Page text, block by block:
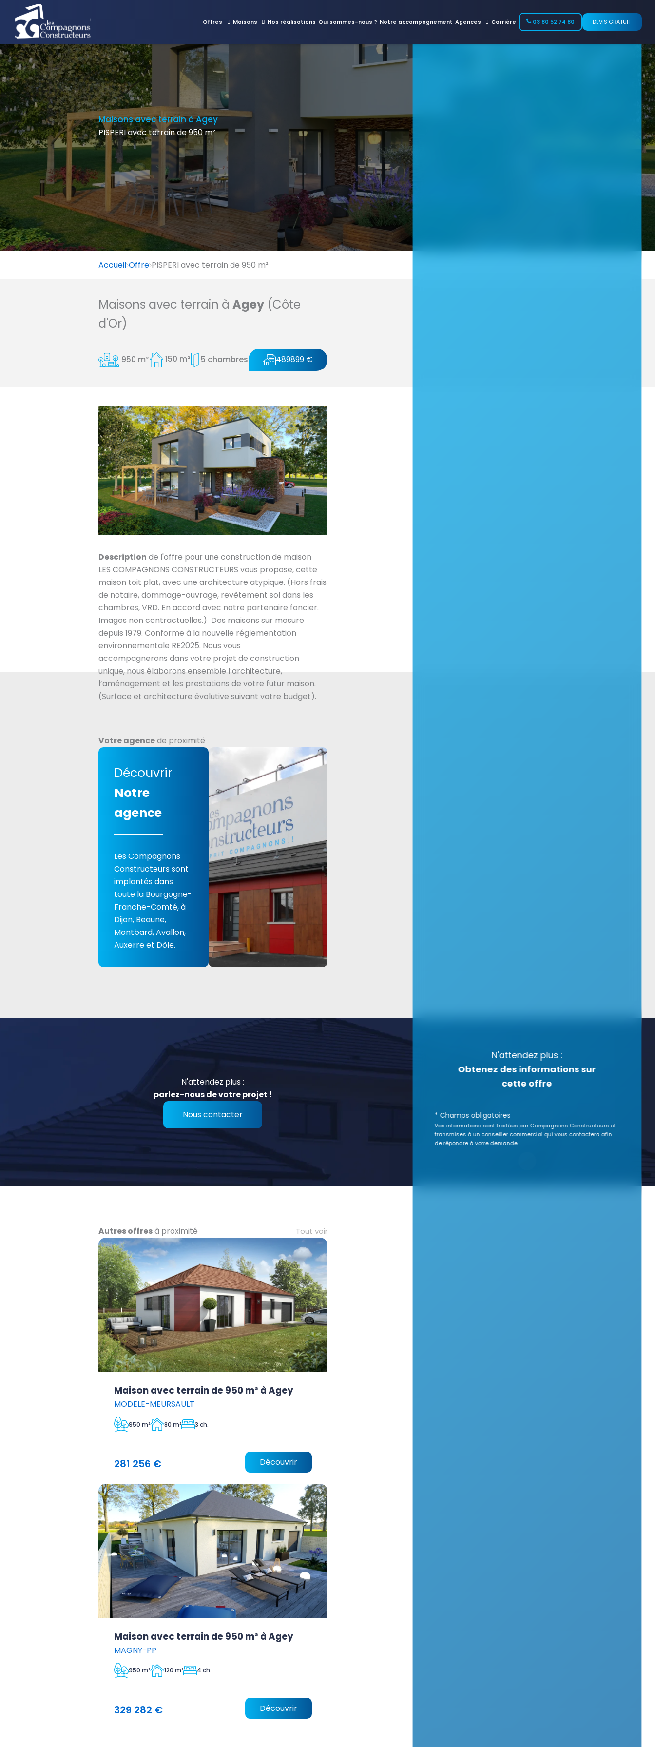
Offres Maisons Nos réalisations Qui sommes-nous ? Notre accompagnement Agences Carrière 03 80 52 74 80 DEVIS GRATUIT
Maisons avec terrain à Agey
PISPERI avec terrain de 950 m²
Accueil Offre PISPERI avec terrain de 950 m²
Maisons avec terrain à Agey(Côte
d'Or)
950 m² 150 m² 5 chambres 489899 €
Description de l'offre pour une construction de maison
LES COMPAGNONS CONSTRUCTEURS vous propose, cette
maison toit plat, avec une architecture atypique. (Hors frais
de notaire, dommage-ouvrage, revêtement sol dans les
chambres, VRD. En accord avec notre partenaire foncier.
Images non contractuelles.) Des maisons sur mesure
depuis 1979. Conforme à la nouvelle réglementation
environnementale RE2025. Nous vous
accompagnerons dans votre projet de construction
unique, nous élaborons ensemble l’architecture,
l’aménagement et les prestations de votre futur maison.
(Surface et architecture évolutive suivant votre budget).
Votre agencede proximité
Découvrir
Notre
agence
Les Compagnons
Constructeurs sont
implantés dans
toute la Bourgogne-
Franche-Comté, à
Dijon, Beaune,
Montbard, Avallon,
Auxerre et Dôle.
N'attendez plus :
parlez-nous de votre projet !
Nous contacter
Autres offresà proximité Tout voir
Maison avec terrain de 950 m² à Agey
MODELE-MEURSAULT
950 m² 80 m² 3 ch.
281 256 € Découvrir
Maison avec terrain de 950 m² à Agey
MAGNY-PP
950 m² 120 m² 4 ch.
329 282 € Découvrir
N'attendez plus :
Obtenez des informations sur
cette offre
* Champs obligatoires
Vos informations sont traitées par Compagnons Constructeurs et
transmises à un conseiller commercial qui vous contactera afin
de répondre à votre demande.